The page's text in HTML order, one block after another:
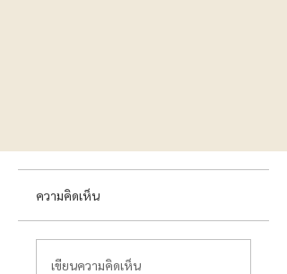
ความคิดเห็น
เขียนความคิดเห็น